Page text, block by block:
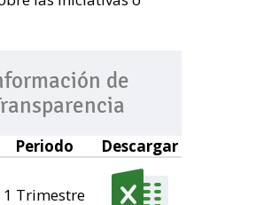
de
Periodo Descargar
1 Trimestre